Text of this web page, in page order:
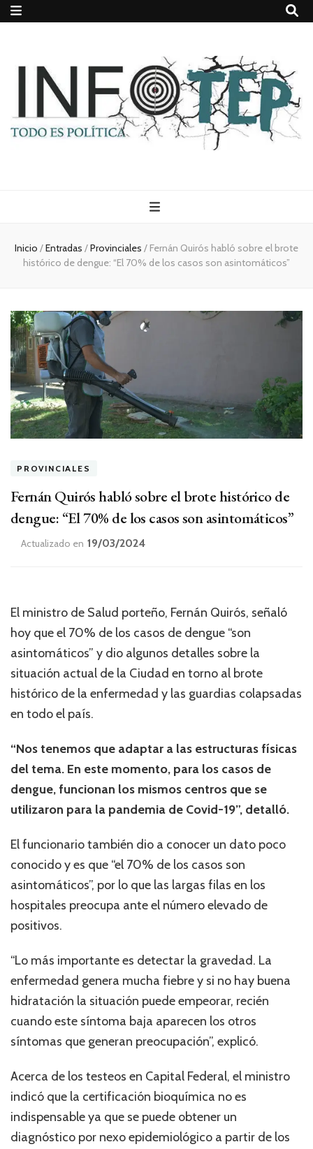
Todo es
(rosca)
política
Inicio /Entradas /Provinciales / Fernán Quirós habló sobre el brote
histórico de dengue: “El 70% de los casos son asintomáticos”
PROVINCIALES
Fernán Quirós habló sobre el brote histórico de
dengue: “El 70% de los casos son asintomáticos”
Actualizado en 19/03/2024
El ministro de Salud porteño, Fernán Quirós, señaló
hoy que el 70% de los casos de dengue “son
asintomáticos” y dio algunos detalles sobre la
situación actual de la Ciudad en torno al brote
histórico de la enfermedad y las guardias colapsadas
en todo el país.
“Nos tenemos que adaptar a las estructuras físicas
del tema. En este momento, para los casos de
dengue, funcionan los mismos centros que se
utilizaron para la pandemia de Covid-19”, detalló.
El funcionario también dio a conocer un dato poco
conocido y es que “el 70% de los casos son
asintomáticos”, por lo que las largas filas en los
hospitales preocupa ante el número elevado de
positivos.
“Lo más importante es detectar la gravedad. La
enfermedad genera mucha fiebre y si no hay buena
hidratación la situación puede empeorar, recién
cuando este síntoma baja aparecen los otros
síntomas que generan preocupación”, explicó.
Acerca de los testeos en Capital Federal, el ministro
indicó que la certificación bioquímica no es
indispensable ya que se puede obtener un
diagnóstico por nexo epidemiológico a partir de los